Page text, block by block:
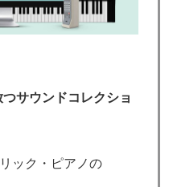
サウンドコレクショ
ック・ピアノの